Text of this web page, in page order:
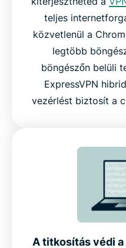
teljes
közvetlenül a
legtöbb
böngészőn belüli
ExpressVPN
vezérlést biztosít a
A titkosítás védi